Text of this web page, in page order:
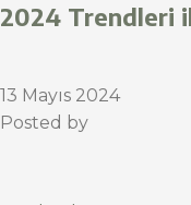
2024 Trendleri
13 Mayıs 2024
Posted by